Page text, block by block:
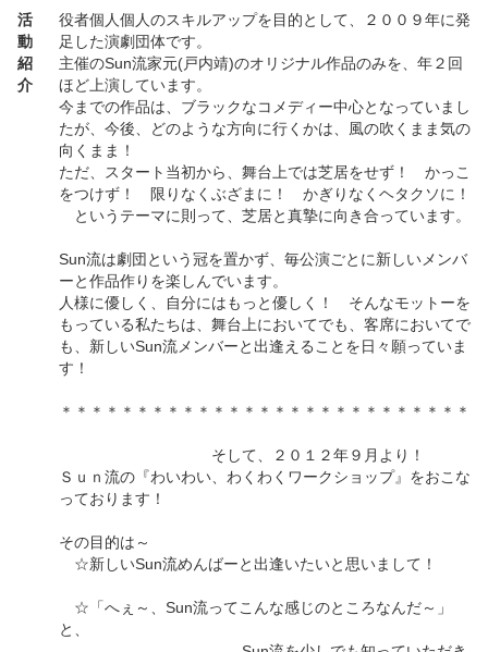
活
動
紹
介
役者個人個人のスキルアップを目的として、２００９年に発
足した演劇団体です。
主催のSun流家元(戸内靖)のオリジナル作品のみを、年２回
ほど上演しています。
今までの作品は、ブラックなコメディー中心となっていまし
たが、今後、どのような方向に行くかは、風の吹くまま気の
向くまま！
ただ、スタート当初から、舞台上では芝居をせず！ かっこ
をつけず！ 限りなくぶざまに！ かぎりなくヘタクソに！
というテーマに則って、芝居と真摯に向き合っています。
Sun流は劇団という冠を置かず、毎公演ごとに新しいメンバ
ーと作品作りを楽しんでいます。
人様に優しく、自分にはもっと優しく！ そんなモットーを
もっている私たちは、舞台上においてでも、客席においてで
も、新しいSun流メンバーと出逢えることを日々願っていま
す！
＊＊＊＊＊＊＊＊＊＊＊＊＊＊＊＊＊＊＊＊＊＊＊＊＊＊＊
そして、２０１２年９月より！
Ｓｕｎ流の『わいわい、わくわくワークショップ』をおこな
っております！
その目的は～
☆新しいSun流めんばーと出逢いたいと思いまして！
☆「へぇ～、Sun流ってこんな感じのところなんだ～」
と、